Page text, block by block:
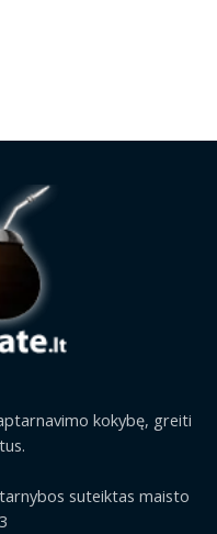
kokybę, greiti
suteiktas maisto